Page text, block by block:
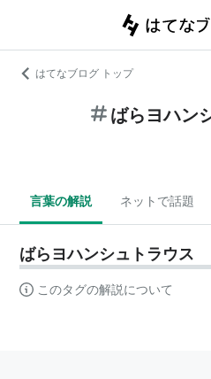
はてなブログ トップ
ばらヨハン
言葉の解説 ネットで話題
ばらヨハンシュトラウス
このタグの解説について